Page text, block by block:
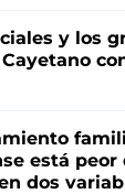
y los
está peor
dos